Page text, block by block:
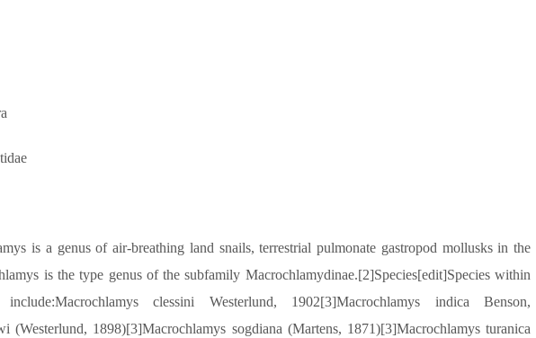
is a genus of air-breathing land snails, terrestrial pulmonate gastropod mollusks in the
is the type genus of the subfamily Macrochlamydinae.[2]Species[edit]Species within
clessini Westerlund, 1902[3]Macrochlamys indica Benson,
(Westerlund, 1898)[3]Macrochlamys sogdiana (Martens, 1871)[3]Macrochlamys turanica